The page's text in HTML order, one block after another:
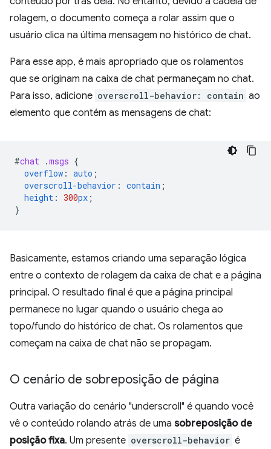
rolagem, o documento começa a rolar assim que o
usuário clica na última mensagem no histórico de chat.
Para esse app, é mais apropriado que os rolamentos
que se originam na caixa de chat permaneçam no chat.
Para isso, adicione overscroll-behavior: contain ao
elemento que contém as mensagens de chat:
#chat .msgs {
overflow : auto ;
overscroll-behavior : contain ;
height : 300px ;
}
Basicamente, estamos criando uma separação lógica
entre o contexto de rolagem da caixa de chat e a página
principal. O resultado final é que a página principal
permanece no lugar quando o usuário chega ao
topo/fundo do histórico de chat. Os rolamentos que
começam na caixa de chat não se propagam.
O cenário de sobreposição de página
Outra variação do cenário "underscroll" é quando você
vê o conteúdo rolando atrás de uma sobreposição de
posição fixa. Um presente overscroll-behavior é